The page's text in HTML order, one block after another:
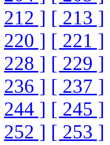
212 ] [ 213 ]
220 ] [ 221 ]
228 ] [ 229 ]
236 ] [ 237 ]
244 ] [ 245 ]
252 ] [ 253 ]